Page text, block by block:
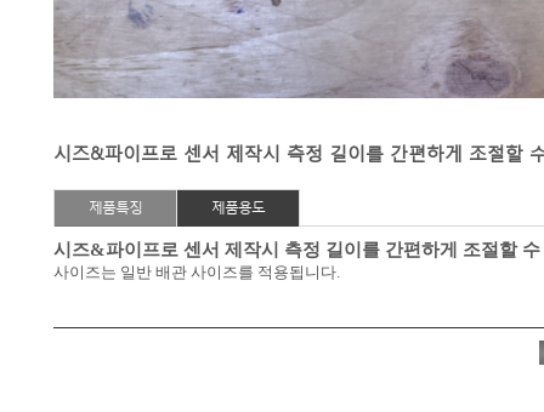
시즈&파이프로 센서 제작시 측정 길이를 간편하게 조절할
제품특징 제품용도
시즈&파이프로 센서 제작시 측정 길이를 간편하게 조절할
사이즈는 일반 배관 사이즈를 적용됩니다.